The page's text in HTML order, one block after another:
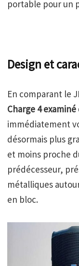
portable pour un
Design et
En comparant le
Charge 4
immédiatement
désormais plus
et moins proche
prédécesseur,
métalliques
en bloc.